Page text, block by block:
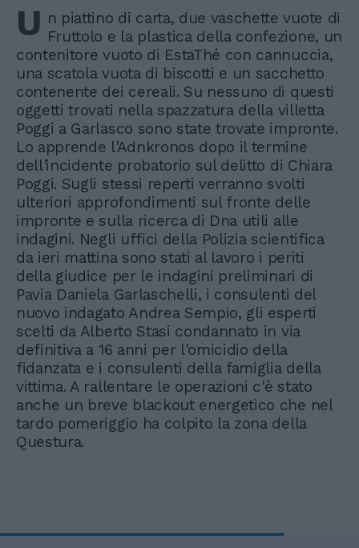
U n piattino di carta, due vaschette vuote di
Fruttolo e la plastica della confezione, un
contenitore vuoto di EstaThé con cannuccia,
una scatola vuota di biscotti e un sacchetto
contenente dei cereali. Su nessuno di questi
oggetti trovati nella spazzatura della villetta
Poggi a Garlasco sono state trovate impronte.
Lo apprende l'Adnkronos dopo il termine
dell'incidente probatorio sul delitto di Chiara
Poggi. Sugli stessi reperti verranno svolti
ulteriori approfondimenti sul fronte delle
impronte e sulla ricerca di Dna utili alle
indagini. Negli uffici della Polizia scientifica
da ieri mattina sono stati al lavoro i periti
della giudice per le indagini preliminari di
Pavia Daniela Garlaschelli, i consulenti del
nuovo indagato Andrea Sempio, gli esperti
scelti da Alberto Stasi condannato in via
definitiva a 16 anni per l'omicidio della
fidanzata e i consulenti della famiglia della
vittima. A rallentare le operazioni c'è stato
anche un breve blackout energetico che nel
tardo pomeriggio ha colpito la zona della
Questura.